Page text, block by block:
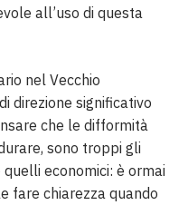
all’uso di questa
nel Vecchio
direzione significativo
che le difformità
sono troppi gli
economici: è ormai
fare chiarezza quando